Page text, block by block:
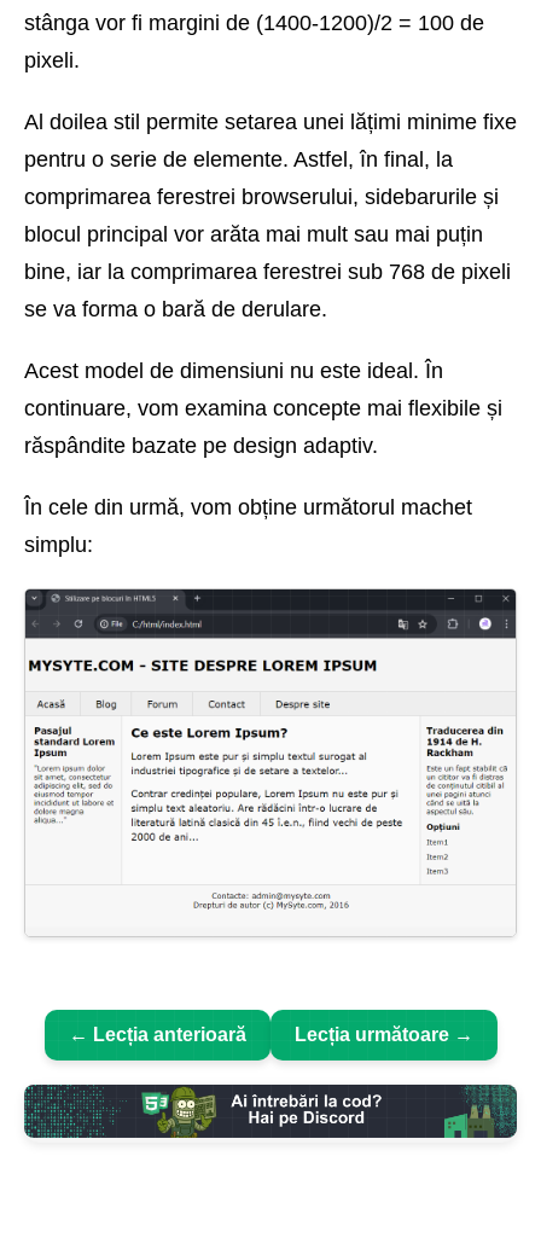
stânga vor fi margini de (1400-1200)/2 = 100 de
pixeli.
Al doilea stil permite setarea unei lățimi minime fixe
pentru o serie de elemente. Astfel, în final, la
comprimarea ferestrei browserului, sidebarurile și
blocul principal vor arăta mai mult sau mai puțin
bine, iar la comprimarea ferestrei sub 768 de pixeli
se va forma o bară de derulare.
Acest model de dimensiuni nu este ideal. În
continuare, vom examina concepte mai flexibile și
răspândite bazate pe design adaptiv.
În cele din urmă, vom obține următorul machet
simplu:
← Lecția anterioară Lecția următoare →